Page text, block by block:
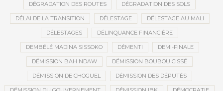
DÉGRADATION DES ROUTES DÉGRADATION DES SOLS
DÉLAI DE LA TRANSITION DÉLESTAGE DÉLESTAGE AU MALI
DÉLESTAGES DÉLINQUANCE FINANCIÈRE
DEMBÉLÉ MADINA SISSOKO DÉMENTI DEMI-FINALE
DÉMISSION BAH NDAW DÉMISSION BOUBOU CISSÉ
DÉMISSION DE CHOGUEL DÉMISSION DES DÉPUTÉS